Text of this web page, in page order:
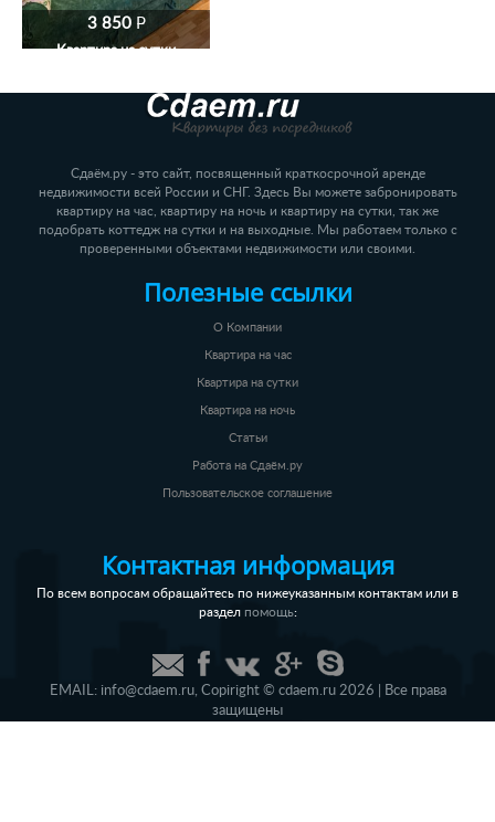
3 850 P
Квартира на сутки
Сдаём.ру - это сайт, посвященный краткосрочной аренде
недвижимости всей России и СНГ. Здесь Вы можете забронировать
квартиру на час, квартиру на ночь и квартиру на сутки, так же
подобрать коттедж на сутки и на выходные. Мы работаем только с
проверенными объектами недвижимости или своими.
Полезные ссылки
О Компании
Квартира на час
Квартира на сутки
Квартира на ночь
Статьи
Работа на Сдаём.ру
Пользовательское соглашение
Контактная информация
По всем вопросам обращайтесь по нижеуказанным контактам или в
раздел помощь:
EMAIL: info@cdaem.ru, Copiright © cdaem.ru 2026 | Все права
защищены